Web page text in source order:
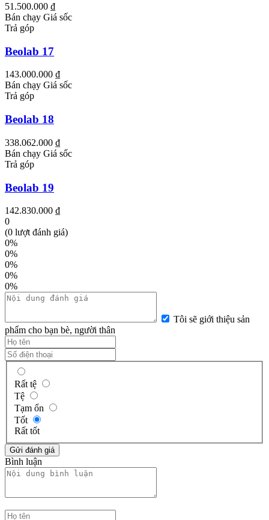
51.500.000 ₫
Bán chạy Giá sốc
Trả góp
Beolab 17
143.000.000 ₫
Bán chạy Giá sốc
Trả góp
Beolab 18
338.062.000 ₫
Bán chạy Giá sốc
Trả góp
Beolab 19
142.830.000 ₫
0
(0 lượt đánh giá)
0%
0%
0%
0%
0%
Tôi sẽ giới thiệu sản
phẩm cho bạn bè, người thân
Rất tệ
Tệ
Tạm ổn
Tốt
Rất tốt
Bình luận